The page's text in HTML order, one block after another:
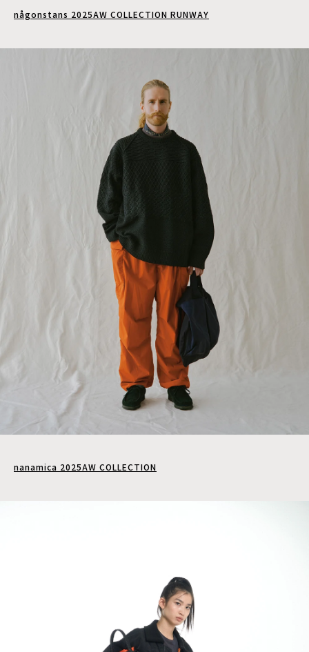
någonstans 2025AW COLLECTION RUNWAY
nanamica 2025AW COLLECTION